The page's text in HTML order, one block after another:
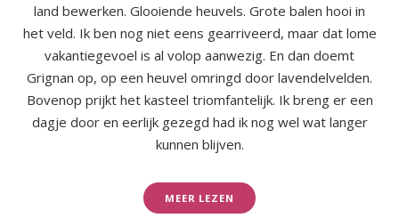
land bewerken. Glooiende heuvels. Grote balen hooi in
het veld. Ik ben nog niet eens gearriveerd, maar dat lome
vakantiegevoel is al volop aanwezig. En dan doemt
Grignan op, op een heuvel omringd door lavendelvelden.
Bovenop prijkt het kasteel triomfantelijk. Ik breng er een
dagje door en eerlijk gezegd had ik nog wel wat langer
kunnen blijven.
MEER LEZEN